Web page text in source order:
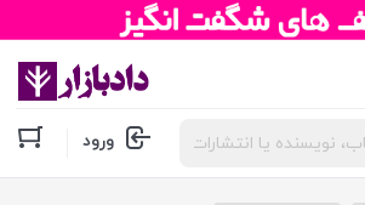
ورود